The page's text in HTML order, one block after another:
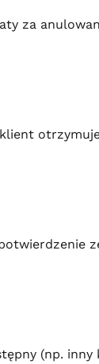
za
(np. inny